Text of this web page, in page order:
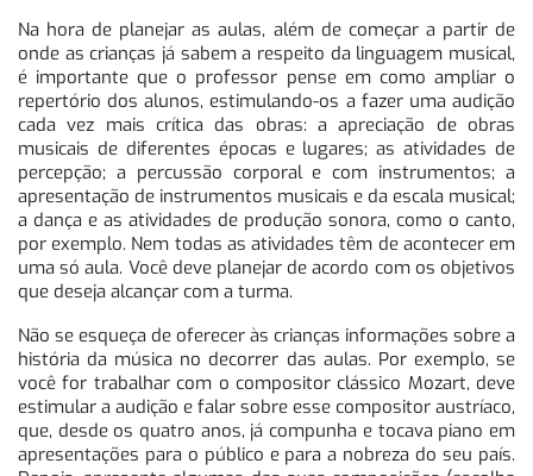
Na hora de planejar as aulas, além de começar a partir de
onde as crianças já sabem a respeito da linguagem musical,
é importante que o professor pense em como ampliar o
repertório dos alunos, estimulando-os a fazer uma audição
cada vez mais crítica das obras: a apreciação de obras
musicais de diferentes épocas e lugares; as atividades de
percepção; a percussão corporal e com instrumentos; a
apresentação de instrumentos musicais e da escala musical;
a dança e as atividades de produção sonora, como o canto,
por exemplo. Nem todas as atividades têm de acontecer em
uma só aula. Você deve planejar de acordo com os objetivos
que deseja alcançar com a turma.
Não se esqueça de oferecer às crianças informações sobre a
história da música no decorrer das aulas. Por exemplo, se
você for trabalhar com o compositor clássico Mozart, deve
estimular a audição e falar sobre esse compositor austríaco,
que, desde os quatro anos, já compunha e tocava piano em
apresentações para o público e para a nobreza do seu país.